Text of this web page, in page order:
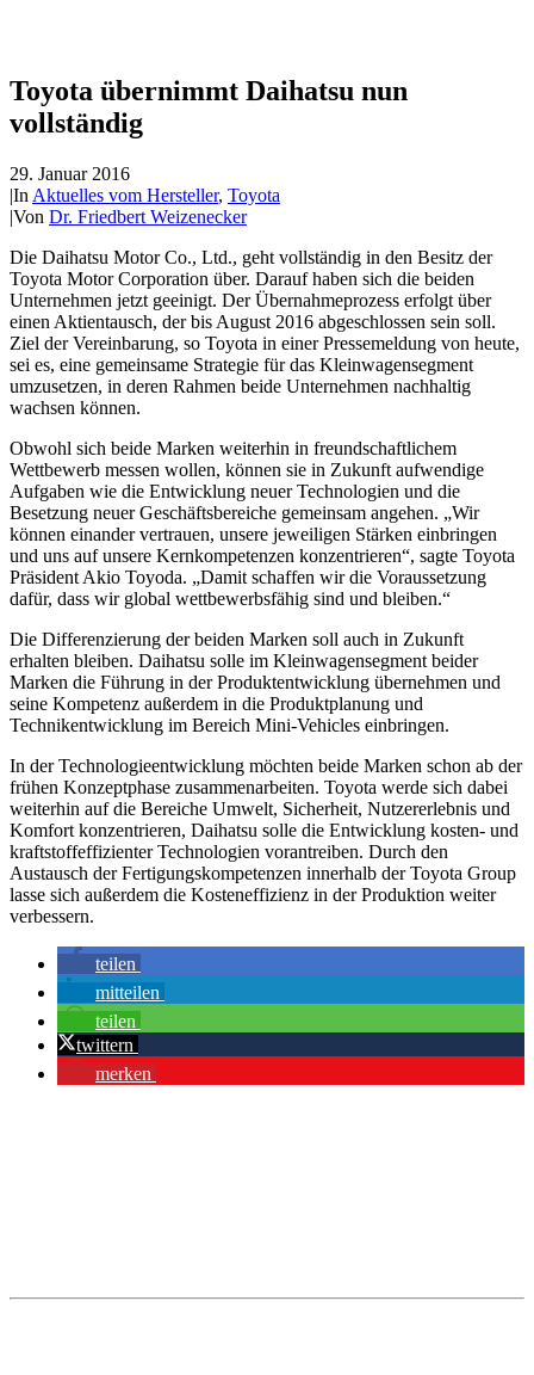
Toyota übernimmt Daihatsu nun
vollständig
29. Januar 2016
|In Aktuelles vom Hersteller, Toyota
|Von Dr. Friedbert Weizenecker
Die Daihatsu Motor Co., Ltd., geht vollständig in den Besitz der
Toyota Motor Corporation über. Darauf haben sich die beiden
Unternehmen jetzt geeinigt. Der Übernahmeprozess erfolgt über
einen Aktientausch, der bis August 2016 abgeschlossen sein soll.
Ziel der Vereinbarung, so Toyota in einer Pressemeldung von heute,
sei es, eine gemeinsame Strategie für das Kleinwagensegment
umzusetzen, in deren Rahmen beide Unternehmen nachhaltig
wachsen können.
Obwohl sich beide Marken weiterhin in freundschaftlichem
Wettbewerb messen wollen, können sie in Zukunft aufwendige
Aufgaben wie die Entwicklung neuer Technologien und die
Besetzung neuer Geschäftsbereiche gemeinsam angehen. „Wir
können einander vertrauen, unsere jeweiligen Stärken einbringen
und uns auf unsere Kernkompetenzen konzentrieren“, sagte Toyota
Präsident Akio Toyoda. „Damit schaffen wir die Voraussetzung
dafür, dass wir global wettbewerbsfähig sind und bleiben.“
Die Differenzierung der beiden Marken soll auch in Zukunft
erhalten bleiben. Daihatsu solle im Kleinwagensegment beider
Marken die Führung in der Produktentwicklung übernehmen und
seine Kompetenz außerdem in die Produktplanung und
Technikentwicklung im Bereich Mini-Vehicles einbringen.
In der Technologieentwicklung möchten beide Marken schon ab der
frühen Konzeptphase zusammenarbeiten. Toyota werde sich dabei
weiterhin auf die Bereiche Umwelt, Sicherheit, Nutzererlebnis und
Komfort konzentrieren, Daihatsu solle die Entwicklung kosten- und
kraftstoffeffizienter Technologien vorantreiben. Durch den
Austausch der Fertigungskompetenzen innerhalb der Toyota Group
lasse sich außerdem die Kosteneffizienz in der Produktion weiter
verbessern.
teilen
mitteilen
teilen
twittern
merken